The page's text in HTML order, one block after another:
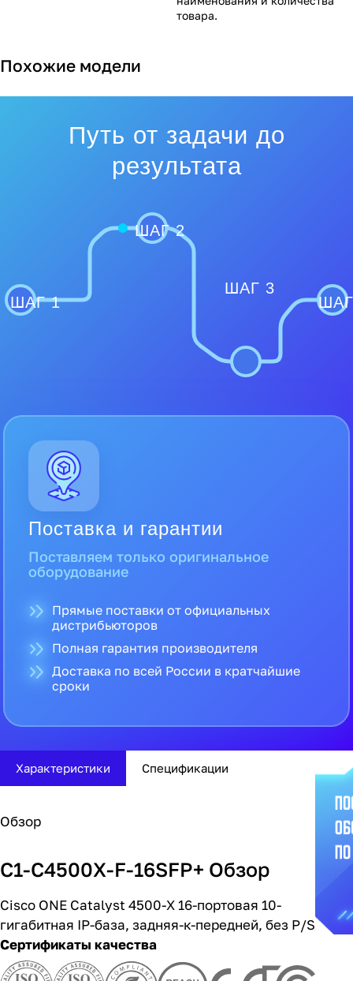
товара.
Похожие модели
Путь от задачи до
результата
ШАГ 1
ШАГ 2
ШАГ 3
Поставка и гарантии
Поставляем только оригинальное
оборудование
Прямые поставки от официальных
дистрибьюторов
Полная гарантия производителя
Доставка по всей России в кратчайшие
сроки
Характеристики Спецификации
Обзор
C1-C4500X-F-16SFP+ Обзор
Cisco ONE Catalyst 4500-X 16-портовая 10-
гигабитная IP-база, задняя-к-передней, без P/S
Сертификаты качества